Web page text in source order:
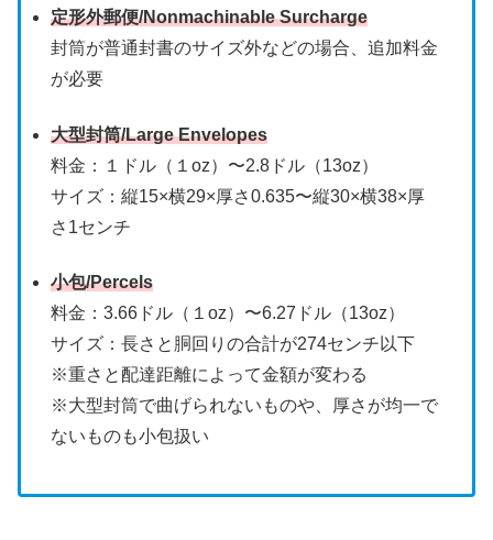
定形外郵便/Nonmachinable Surcharge
封筒が普通封書のサイズ外などの場合、追加料金
が必要
大型封筒/Large Envelopes
料金：１ドル（１oz）〜2.8ドル（13oz）
サイズ：縦15×横29×厚さ0.635〜縦30×横38×厚
さ1センチ
小包/Percels
料金：3.66ドル（１oz）〜6.27ドル（13oz）
サイズ：長さと胴回りの合計が274センチ以下
※重さと配達距離によって金額が変わる
※大型封筒で曲げられないものや、厚さが均一で
ないものも小包扱い